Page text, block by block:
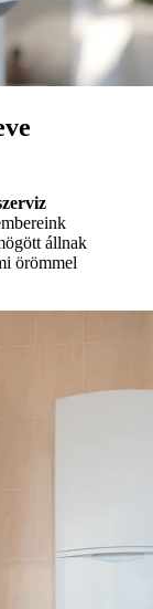
állnak
örömmel